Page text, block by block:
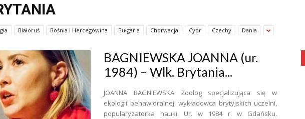
Białoruś Bośnia i Hercegowina Bułgaria Chorwacja Cypr Czechy Dania
BAGNIEWSKA JOANNA (ur.
1984) – Wlk. Brytania...
JOANNA BAGNIEWSKA Zoolog specjalizująca się w
ekologii behawioralnej, wykładowca brytyjskich uczelni,
popularyzatorka nauki. Ur. w 1984 r. w Gdańsku.